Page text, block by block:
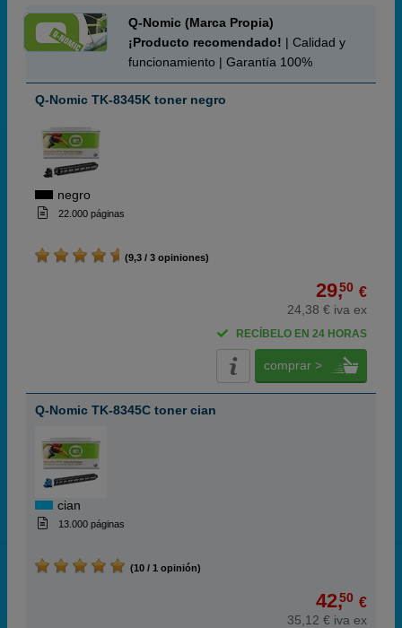
Q-Nomic (Marca Propia)
¡Producto recomendado! | Calidad y
funcionamiento | Garantía 100%
Q-Nomic TK-8345K toner negro
negro
22.000 páginas
(9,3 / 3 opiniones)
29,50 €
24,38 € iva ex
RECÍBELO EN 24 HORAS
comprar >
Q-Nomic TK-8345C toner cian
cian
13.000 páginas
(10 / 1 opinión)
42,50 €
35,12 € iva ex